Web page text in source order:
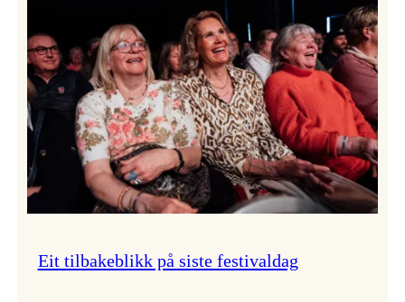
Eit tilbakeblikk på siste festivaldag